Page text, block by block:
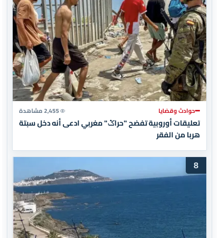
حوادث وقضايا 2,455 مشاهدة
تعليقات أوروبية تفضح "حراݣ" مغربي ادعى أنه دخل سبتة
هربا من الفقر
8